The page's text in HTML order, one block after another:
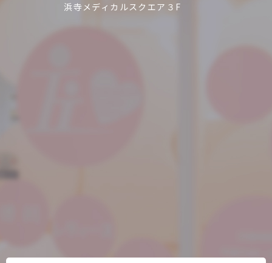
浜寺メディカルスクエア３F